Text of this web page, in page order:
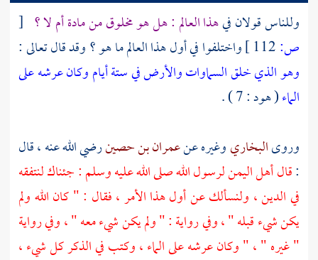
وللناس قولان فيهذا العالم : هل هو مخلوق من مادة أم لا ؟ [
ص:
واختلفوا في أول هذا العالم ما هو ؟ وقد قال تعالى :
وهو الذي خلق السماوات والأرض في ستة أيام وكان عرشه على
الماء( هود : 7 ) .
وروىالبخاريوغيره عنعمران بن حصينرضي الله عنه ، قال
:قال أهلاليمنلرسول الله صلى الله عليه وسلم : جئناك لنتفقه
في الدين ، ولنسألك عن أول هذا الأمر ، فقال : " كان الله ولم
يكن شيء قبله " ، وفي رواية : " ولم يكن شيء معه " ، وفي رواية
" غيره " ، " وكان عرشه على الماء ، وكتب في الذكر كل شيء ،